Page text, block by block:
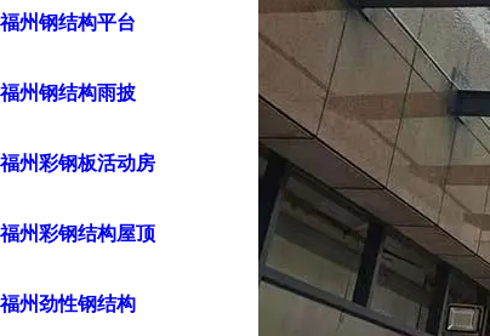
福州钢结构平台
福州钢结构雨披
福州彩钢板活动房
福州彩钢结构屋顶
福州劲性钢结构